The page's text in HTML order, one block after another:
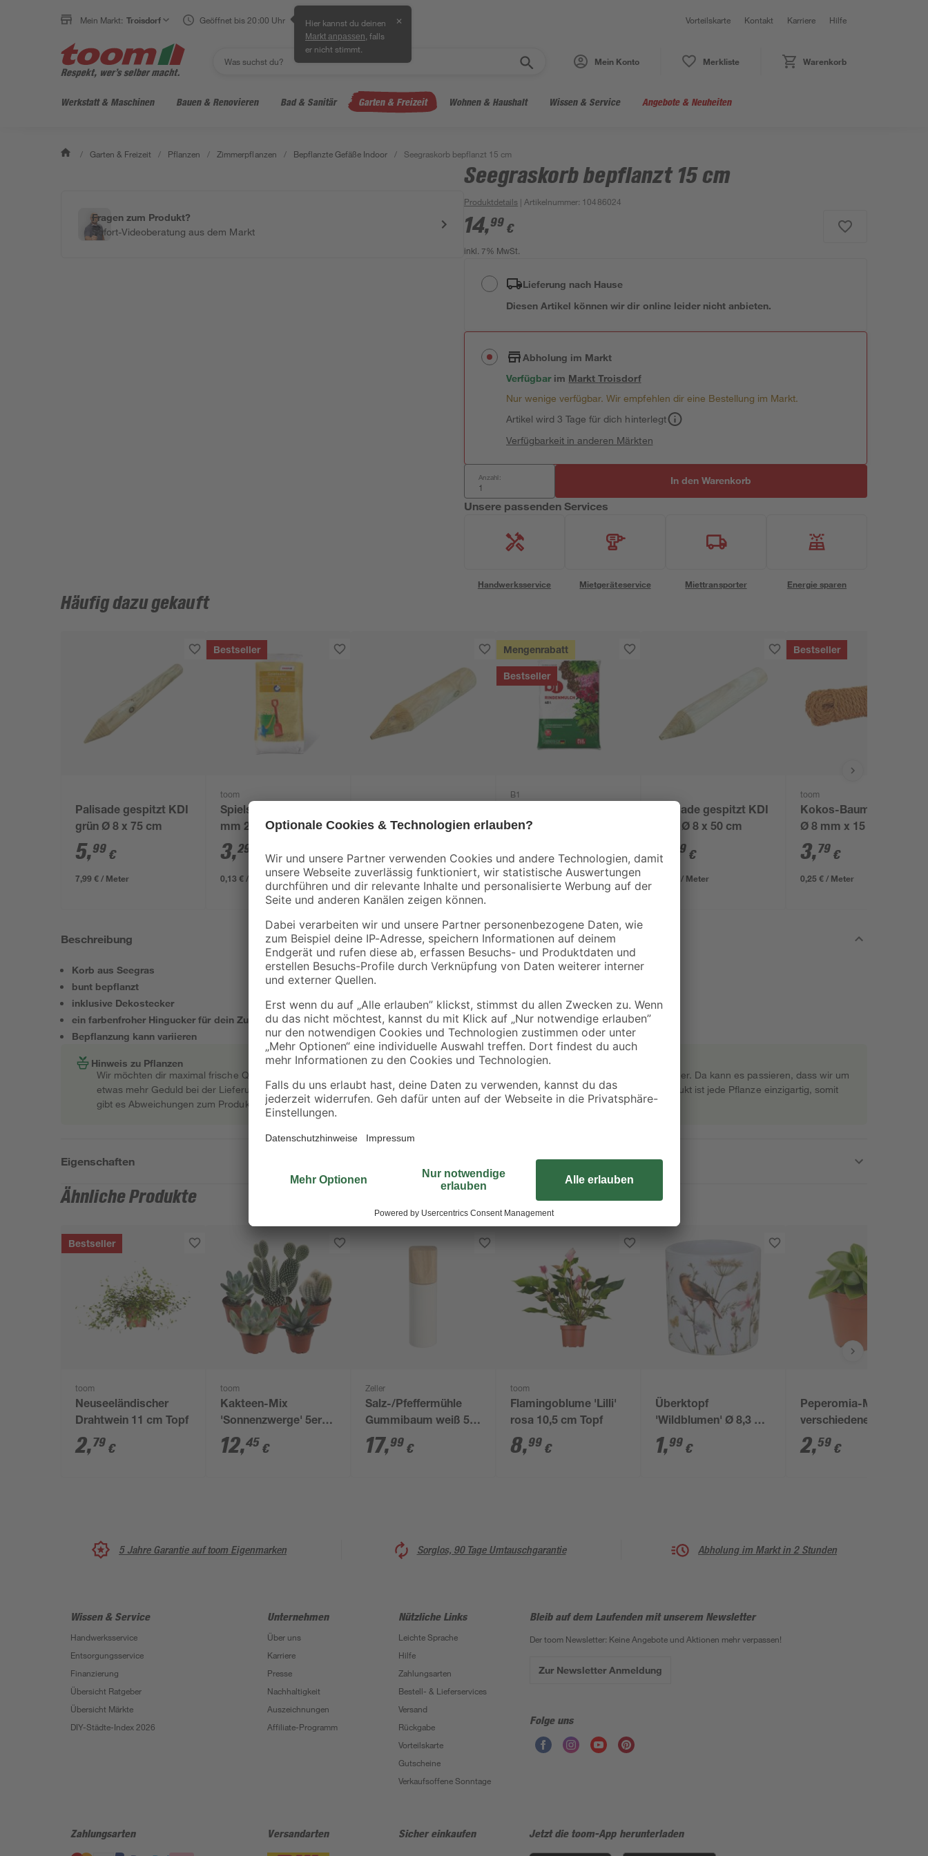
Mein Markt: Troisdorf Geöffnet bis 20:00 Uhr Hier kannst du deinen
Markt anpassen , falls
er nicht stimmt.
✕ Vorteilskarte Kontakt Karriere Hilfe
Mein Konto Merkliste Warenkorb
Werkstatt & Maschinen Bauen & Renovieren Bad & Sanitär Garten & Freizeit Wohnen & Haushalt Wissen & Service Angebote & Neuheiten
/ Garten & Freizeit / Pflanzen / Zimmerpflanzen / Bepflanzte Gefäße Indoor / Seegraskorb bepflanzt 15 cm
Fragen zum Produkt?
Sofort-Videoberatung aus dem Markt
Seegraskorb bepflanzt 15 cm
Produktdetails | Artikelnummer: 10486024
14,99 €
inkl. 7% MwSt.
Lieferung nach Hause
Diesen Artikel können wir dir online leider nicht anbieten.
Abholung im Markt
Verfügbar im MarktTroisdorf
Nur wenige verfügbar. Wir empfehlen dir eine Bestellung im Markt.
Artikel wird 3 Tage für dich hinterlegt
Verfügbarkeit in anderen Märkten
Anzahl: In den Warenkorb
Unsere passenden Services
Handwerksservice Mietgeräteservice Miettransporter Energie sparen
Häufig dazu gekauft
Palisade gespitzt KDI
grün Ø 8 x 75 cm
5,99 €
7,99 € / Meter
Bestseller
toom
Spielsand beige 0-2
mm 25 kg
3,29
0,13 € / Kilogramm
KDI Ø 6 x 30 cm
1, €
4,97 € / Meter
Mengenrabatt
Bestseller
B1
mm 40 l
3, €
0,10 € / Liter
Palisade gespitzt KDI
grün Ø 8 x 50 cm
3 49 €
6,98 € / Meter
Bestseller
toom
Kokos-Baumanbinder
Ø 8 mm x 15 m
3,79 €
0,25 € / Meter
Beschreibung
Korb aus Seegras
bunt bepflanzt
inklusive Dekostecker
ein farbenfroher Hingucker für dein Zuhause
Bepflanzung kann variieren
Hinweis zu Pflanzen
Wir möchten dir maximal frische Qualität garantieren. Deswegen ordern wir deine Pflanze erst nach der Bestellung direkt beim Gärtner. Da kann es passieren, dass wir um
etwas mehr Geduld bei der Lieferung bitten müssen. So kannst du dich über eine frische und gesunde Pflanze freuen! Als Naturprodukt ist jede Pflanze einzigartig, somit
gibt es Abweichungen zum Produktfoto.
Eigenschaften
Ähnliche Produkte
Bestseller
toom
Neuseeländischer
Drahtwein 11 cm Topf
2,79 €
toom
Kakteen-Mix
'Sonnenzwerge' 5er-
Set
12,45 €
Zeller
Salz-/Pfeffermühle
Gummibaum weiß 5 x
18,2 x 5 cm
17,99 €
toom
Flamingoblume 'Lilli'
rosa 10,5 cm Topf
8,99 €
Überktopf
'Wildblumen' Ø 8,3 x
7,5 cm
1,99 €
Peperomia-Mini-Mix
verschiedene Sorten 6
cm Topf
2,59 €
5 Jahre Garantie auf toom Eigenmarken Sorglos, 90 Tage Umtauschgarantie Abholung im Markt in 2 Stunden
Wissen & Service
Handwerksservice
Entsorgungsservice
Finanzierung
Übersicht Ratgeber
Übersicht Märkte
DIY-Städte-Index 2026
Unternehmen
Über uns
Karriere
Presse
Nachhaltigkeit
Auszeichnungen
Affiliate-Programm
Nützliche Links
Leichte Sprache
Hilfe
Zahlungsarten
Bestell- & Lieferservices
Versand
Rückgabe
Vorteilskarte
Gutscheine
Verkaufsoffene Sonntage
Bleib auf dem Laufenden mit unserem Newsletter
Der toom Newsletter: Keine Angebote und Aktionen mehr verpassen!
Zur Newsletter Anmeldung
Folge uns
Zahlungsarten Versandarten Sicher einkaufen Jetzt die toom-App herunterladen